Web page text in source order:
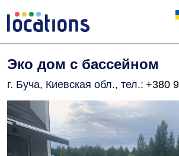
Эко дом с бассейном
г. Буча, Киевская обл., тел.: +380